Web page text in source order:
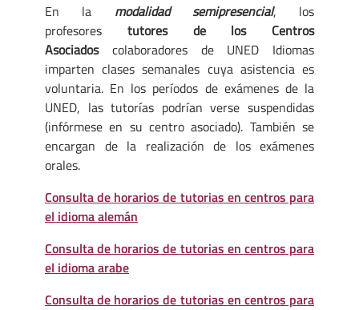
En la modalidad semipresencial, los
profesores tutores de los Centros
Asociadoscolaboradores de UNED Idiomas
imparten clases semanales cuya asistencia es
voluntaria. En los períodos de exámenes de la
UNED, las tutorías podrían verse suspendidas
(infórmese en su centro asociado). También se
encargan de la realización de los exámenes
orales.
Consulta de horarios de tutorias en centros para
el idioma alemán
Consulta de horarios de tutorias en centros para
el idioma arabe
Consulta de horarios de tutorias en centros para